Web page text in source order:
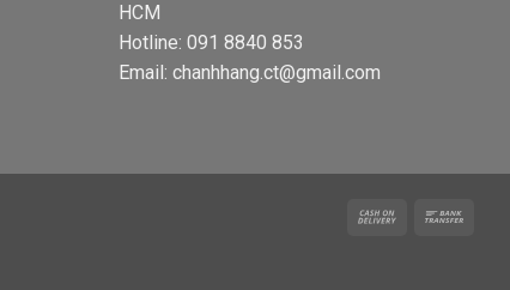
HCM
Hotline: 091 8840 853
Email: chanhhang.ct@gmail.com
Cash